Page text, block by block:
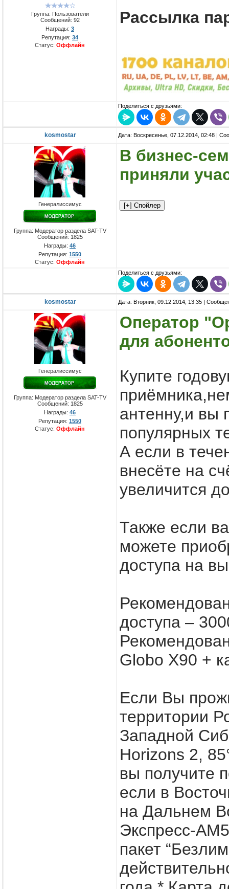
Группа: Пользователи
Сообщений: 92
Награды: 3
Репутация: 34
Статус: Оффлайн
Рассылка
Поделиться с друзьями:
kosmostar Дата: Воскресенье, 07.12.2014, 02:48 |
Генералиссимус
Группа: Модератор раздела SAT-TV
Сообщений: 1825
Награды: 46
Репутация: 1550
Статус: Оффлайн
В бизнес-
приняли
Поделиться с друзьями:
kosmostar Дата: Вторник, 09.12.2014, 13:35 |
Генералиссимус
Группа: Модератор раздела SAT-TV
Сообщений: 1825
Награды: 46
Репутация: 1550
Статус: Оффлайн
Оператор
для
Купите
антенну,и вы
популярных
А если в
внесёте на
увеличится
Также если
можете
доступа на
доступа –
Globo X90 +
Если Вы
территории
Западной
Horizons 2,
вы получите
если в
на Дальнем
Экспресс-
пакет